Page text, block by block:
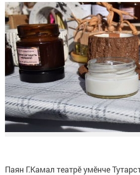
Паян Г.Камал театрӗ умӗнче